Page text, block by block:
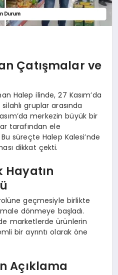
Çatışmalar ve
Halep ilinde, 27 Kasım’da
gruplar arasında
merkezin büyük bir
tarafından ele
süreçte Halep Kalesi’nde
dikkat çekti.
Hayatın
geçmesiyle birlikte
dönmeye başladı.
marketlerde ürünlerin
bir ayrıntı olarak öne
Açıklama